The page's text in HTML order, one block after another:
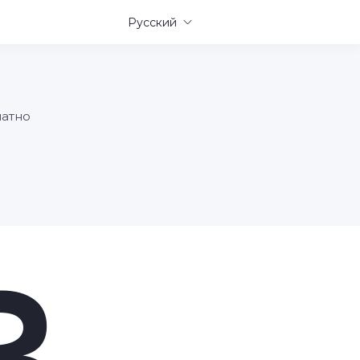
Русский